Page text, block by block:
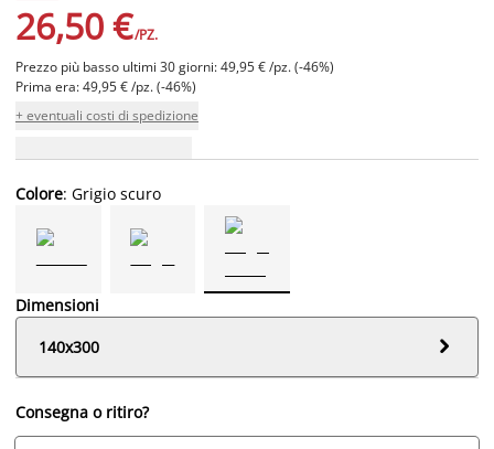
26,50 €/PZ.
Prezzo più basso ultimi 30 giorni: 49,95 € /pz. (-46%)
Prima era: 49,95 € /pz. (-46%)
+ eventuali costi di spedizione
Colore: Grigio scuro
Dimensioni
140x300

Consegna o ritiro?